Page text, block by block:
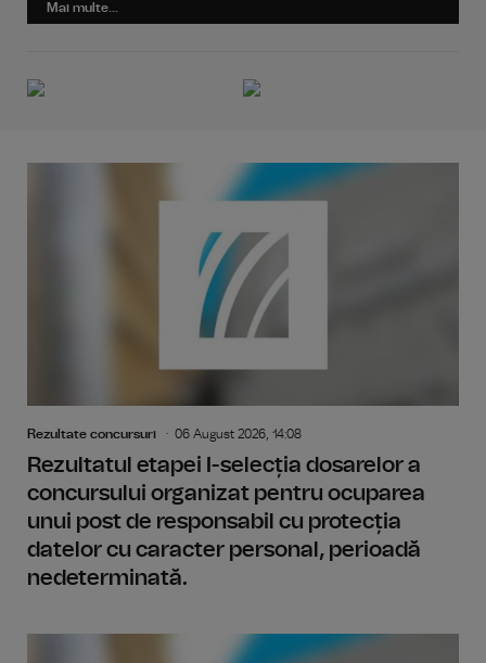
Mai multe...
Rezultate concursuri 06 August 2026, 14:08
Rezultatul etapei I-selecția dosarelor a
concursului organizat pentru ocuparea
unui post de responsabil cu protecția
datelor cu caracter personal, perioadă
nedeterminată.